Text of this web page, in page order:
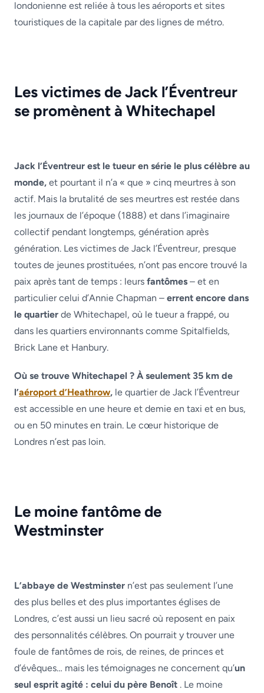
londonienne est reliée à tous les aéroports et sites
touristiques de la capitale par des lignes de métro.
Les victimes de Jack l’Éventreur
se promènent à Whitechapel
Jack l’Éventreur est le tueur en série le plus célèbre au
monde, et pourtant il n’a « que » cinq meurtres à son
actif. Mais la brutalité de ses meurtres est restée dans
les journaux de l’époque (1888) et dans l’imaginaire
collectif pendant longtemps, génération après
génération. Les victimes de Jack l’Éventreur, presque
toutes de jeunes prostituées, n’ont pas encore trouvé la
paix après tant de temps : leurs fantômes – et en
particulier celui d’Annie Chapman – errent encore dans
le quartier de Whitechapel, où le tueur a frappé, ou
dans les quartiers environnants comme Spitalfields,
Brick Lane et Hanbury.
Où se trouve Whitechapel ? À seulement 35 km de
l’aéroport d’Heathrow, le quartier de Jack l’Éventreur
est accessible en une heure et demie en taxi et en bus,
ou en 50 minutes en train. Le cœur historique de
Londres n’est pas loin.
Le moine fantôme de
Westminster
L’abbaye de Westminster n’est pas seulement l’une
des plus belles et des plus importantes églises de
Londres, c’est aussi un lieu sacré où reposent en paix
des personnalités célèbres. On pourrait y trouver une
foule de fantômes de rois, de reines, de princes et
d’évêques… mais les témoignages ne concernent qu’un
seul esprit agité : celui du père Benoît . Le moine